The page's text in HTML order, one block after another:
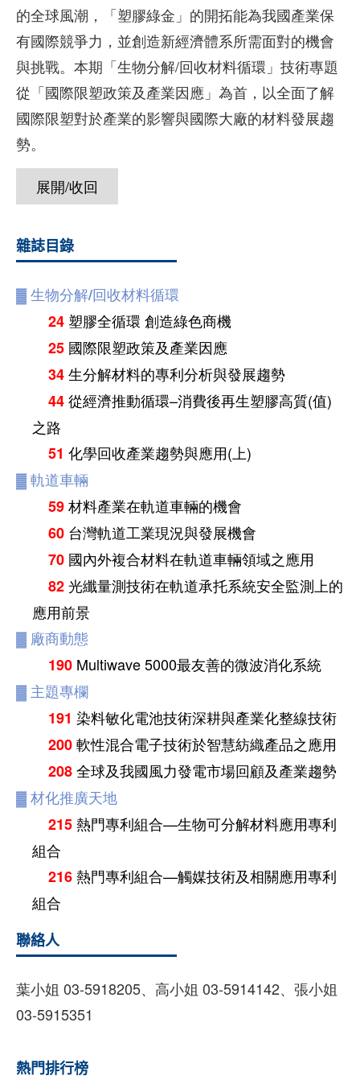
的全球風潮，「塑膠綠金」的開拓能為我國產業保
有國際競爭力，並創造新經濟體系所需面對的機會
與挑戰。本期「生物分解/回收材料循環」技術專題
從「國際限塑政策及產業因應」為首，以全面了解
國際限塑對於產業的影響與國際大廠的材料發展趨
勢。
展開/收回
雜誌目錄
▓生物分解/回收材料循環
24 塑膠全循環 創造綠色商機
25 國際限塑政策及產業因應
34生分解材料的專利分析與發展趨勢
44從經濟推動循環–消費後再生塑膠高質(值)
之路
51 化學回收產業趨勢與應用(上)
▓軌道車輛
59材料產業在軌道車輛的機會
60 台灣軌道工業現況與發展機會
70 國內外複合材料在軌道車輛領域之應用
82光纖量測技術在軌道承托系統安全監測上的
應用前景
▓ 廠商動態
190 Multiwave 5000最友善的微波消化系統
▓ 主題專欄
191 染料敏化電池技術深耕與產業化整線技術
200軟性混合電子技術於智慧紡織產品之應用
208全球及我國風力發電市場回顧及產業趨勢
▓材化推廣天地
215熱門專利組合—生物可分解材料應用專利
組合
216熱門專利組合—觸媒技術及相關應用專利
組合
聯絡人
葉小姐 03-5918205、高小姐 03-5914142、張小姐
03-5915351
熱門排行榜